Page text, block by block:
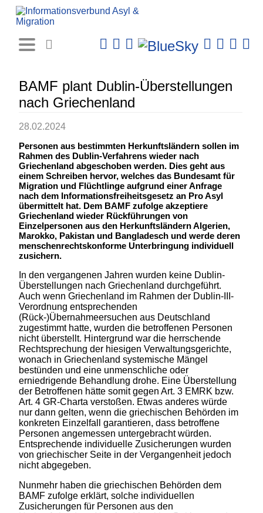
BAMF plant Dublin-Überstellungen
nach Griechenland
28.02.2024
Personen aus bestimmten Herkunftsländern sollen im
Rahmen des Dublin-Verfahrens wieder nach
Griechenland abgeschoben werden. Dies geht aus
einem Schreiben hervor, welches das Bundesamt für
Migration und Flüchtlinge aufgrund einer Anfrage
nach dem Informationsfreiheitsgesetz an Pro Asyl
übermittelt hat. Dem BAMF zufolge akzeptiere
Griechenland wieder Rückführungen von
Einzelpersonen aus den Herkunftsländern Algerien,
Marokko, Pakistan und Bangladesch und werde deren
menschenrechtskonforme Unterbringung individuell
zusichern.
In den vergangenen Jahren wurden keine Dublin-
Überstellungen nach Griechenland durchgeführt.
Auch wenn Griechenland im Rahmen der Dublin-III-
Verordnung entsprechenden
(Rück-)Übernahmeersuchen aus Deutschland
zugestimmt hatte, wurden die betroffenen Personen
nicht überstellt. Hintergrund war die herrschende
Rechtsprechung der hiesigen Verwaltungsgerichte,
wonach in Griechenland systemische Mängel
bestünden und eine unmenschliche oder
erniedrigende Behandlung drohe. Eine Überstellung
der Betroffenen hätte somit gegen Art. 3 EMRK bzw.
Art. 4 GR-Charta verstoßen. Etwas anderes würde
nur dann gelten, wenn die griechischen Behörden im
konkreten Einzelfall garantieren, dass betroffene
Personen angemessen untergebracht würden.
Entsprechende individuelle Zusicherungen wurden
von griechischer Seite in der Vergangenheit jedoch
nicht abgegeben.
Nunmehr haben die griechischen Behörden dem
BAMF zufolge erklärt, solche individuellen
Zusicherungen für Personen aus den